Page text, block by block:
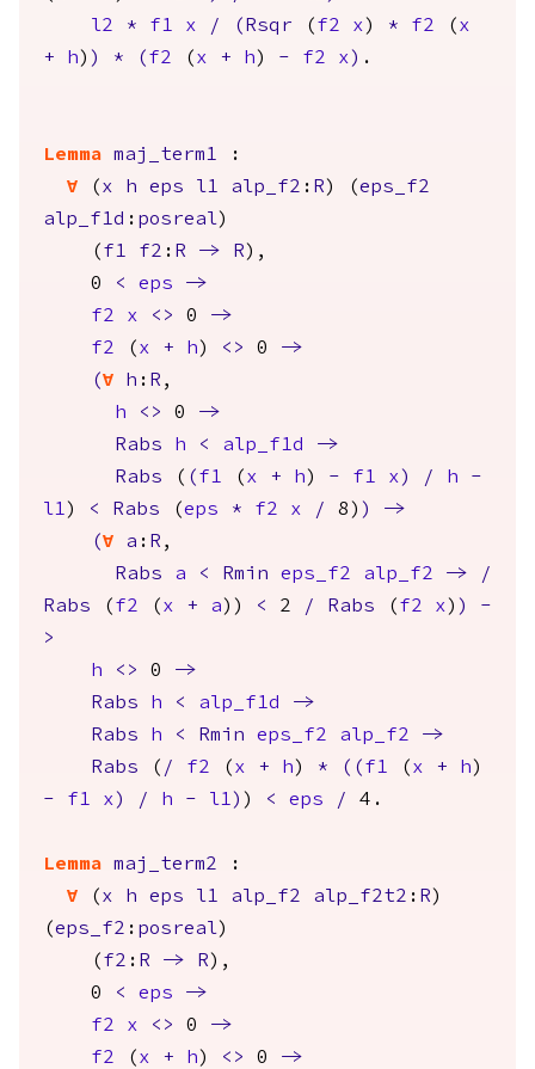
l2
* f1 x / ( Rsqr ( f2 x ) * f2 ( x
+
h ) ) * ( f2 ( x + h ) - f2 x ) .
Lemma maj_term1 :
forall ( x h eps l1 alp_f2 : R ) (eps_f2
alp_f1d : posreal)
( f1 f2 : R -> R ),
0
< eps
->
f2
x <> 0 ->
f2 ( x + h ) <> 0 ->
(forall h : R ,
h
<> 0 ->
Rabs
h < alp_f1d
->
Rabs ( ( f1 ( x + h ) - f1 x ) / h
-
l1 ) < Rabs (eps * f2 x / 8) )
->
(forall a : R ,
Rabs
a < Rmin eps_f2 alp_f2 ->
/
Rabs ( f2 ( x + a )) < 2 / Rabs ( f2 x ) )
-
>
h
<> 0 ->
Rabs
h < alp_f1d
->
Rabs
h < Rmin eps_f2 alp_f2
->
Rabs ( / f2 ( x + h ) * ( ( f1 ( x + h )
-
f1 x ) / h - l1 ) ) < eps / 4.
Lemma maj_term2 :
forall ( x h eps l1 alp_f2 alp_f2t2 : R )
(eps_f2 : posreal)
( f2 : R -> R ),
0
< eps
->
f2
x <> 0 ->
f2 ( x + h ) <> 0 ->